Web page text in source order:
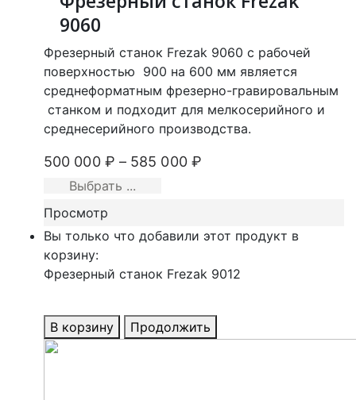
9060
Фрезерный станок Frezak 9060 с рабочей
поверхностью 900 на 600 мм является
среднеформатным фрезерно-гравировальным
станком и подходит для мелкосерийного и
среднесерийного производства.
500 000 ₽ – 585 000 ₽
Выбрать ...
Просмотр
Вы только что добавили этот продукт в
корзину:
Фрезерный станок Frezak 9012
В корзину Продолжить